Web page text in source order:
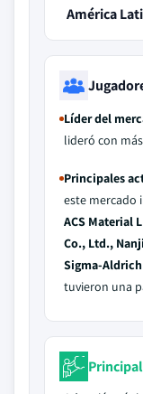
América
Líder del
lideró con
Principales
este mercado
ACS Material
Co., Ltd.,
Sigma-
tuvieron una